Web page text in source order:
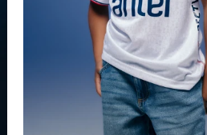
AGREGAR AL CARRITO